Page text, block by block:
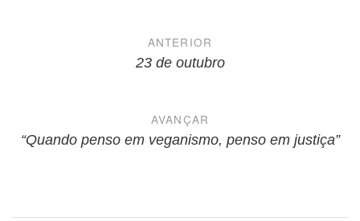
NavegaçãoANTERIOR
23 de outubro
AVANÇAR
“Quando penso em veganismo, penso em justiça”